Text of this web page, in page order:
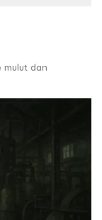
mulut dan